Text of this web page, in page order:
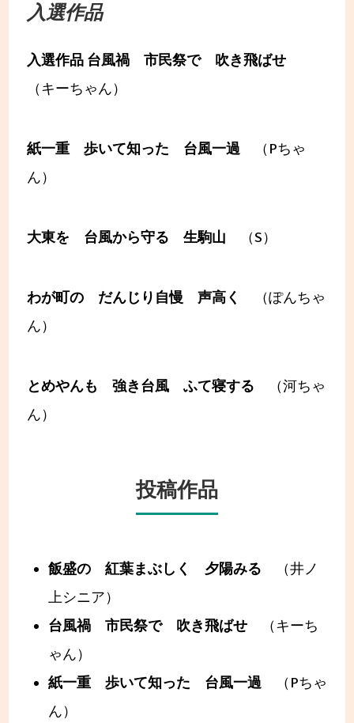
入選作品
入選作品 台風禍 市民祭で 吹き飛ばせ
（キーちゃん）
紙一重 歩いて知った 台風一過（Pちゃ
ん）
大東を 台風から守る 生駒山 （S）
わが町の だんじり自慢 声高く
（ぽんちゃ
ん）
とめやんも 強き台風 ふて寝する （河ちゃ
ん）
投稿作品
飯盛の 紅葉まぶしく 夕陽みる （井ノ
上シニア）
台風禍 市民祭で 吹き飛ばせ（キーち
ゃん）
紙一重 歩いて知った 台風一過（Pちゃ
ん）